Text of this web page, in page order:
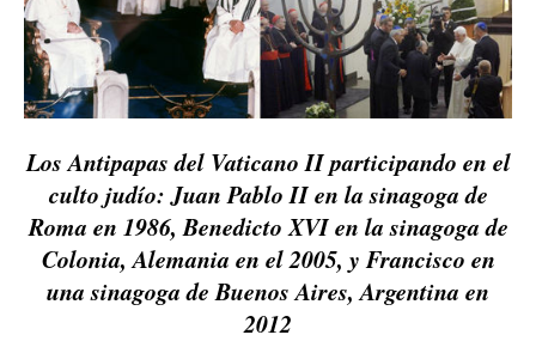
Los Antipapas del Vaticano II participando en el
culto judío: Juan Pablo II en la sinagoga de
Roma en 1986, Benedicto XVI en la sinagoga de
Colonia, Alemania en el 2005, y Francisco en
una sinagoga de Buenos Aires, Argentina en
2012